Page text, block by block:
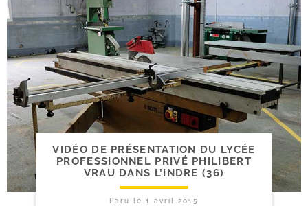
VIDÉO DE PRÉSENTATION DU LYCÉE
PROFESSIONNEL PRIVÉ PHILIBERT
VRAU DANS L’INDRE (36)
Paru le1 avril 2015